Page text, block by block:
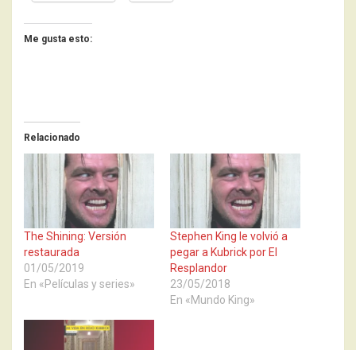
Me gusta esto:
Relacionado
The Shining: Versión
restaurada
01/05/2019
En «Películas y series»
Stephen King le volvió a
pegar a Kubrick por El
Resplandor
23/05/2018
En «Mundo King»